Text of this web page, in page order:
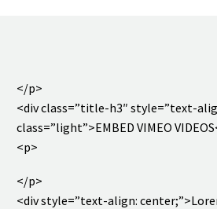
</p>
<div class=”title-h3″ style=”text-
class=”light”>EMBED VIMEO
<p>
</p>
<div style=”text-align: